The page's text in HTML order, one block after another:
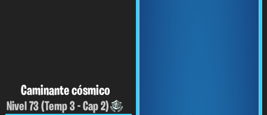
Caminante cósmico
Nivel 73 (Temp 3 - Cap 2)